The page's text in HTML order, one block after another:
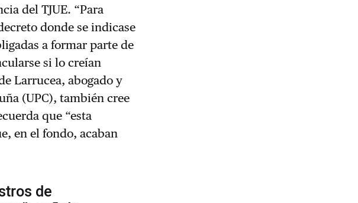
del TJUE. “Para
donde se indicase
a formar parte de
si lo creían
Larrucea, abogado y
(UPC), también cree
que “esta
en el fondo, acaban
de